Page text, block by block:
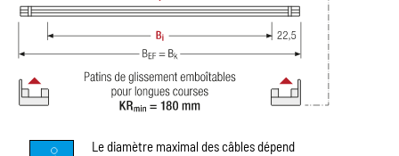
Le diamètre maximal des câbles dépend